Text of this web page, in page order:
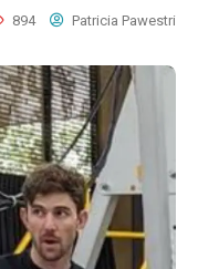
894 Patricia Pawestri